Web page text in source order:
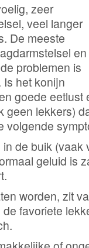
zeer
veel langer
De meeste
en
problemen is
het konijn
goede
geen lekkers)
volgende
de buik (vaak
geluid is
worden, zit
favoriete